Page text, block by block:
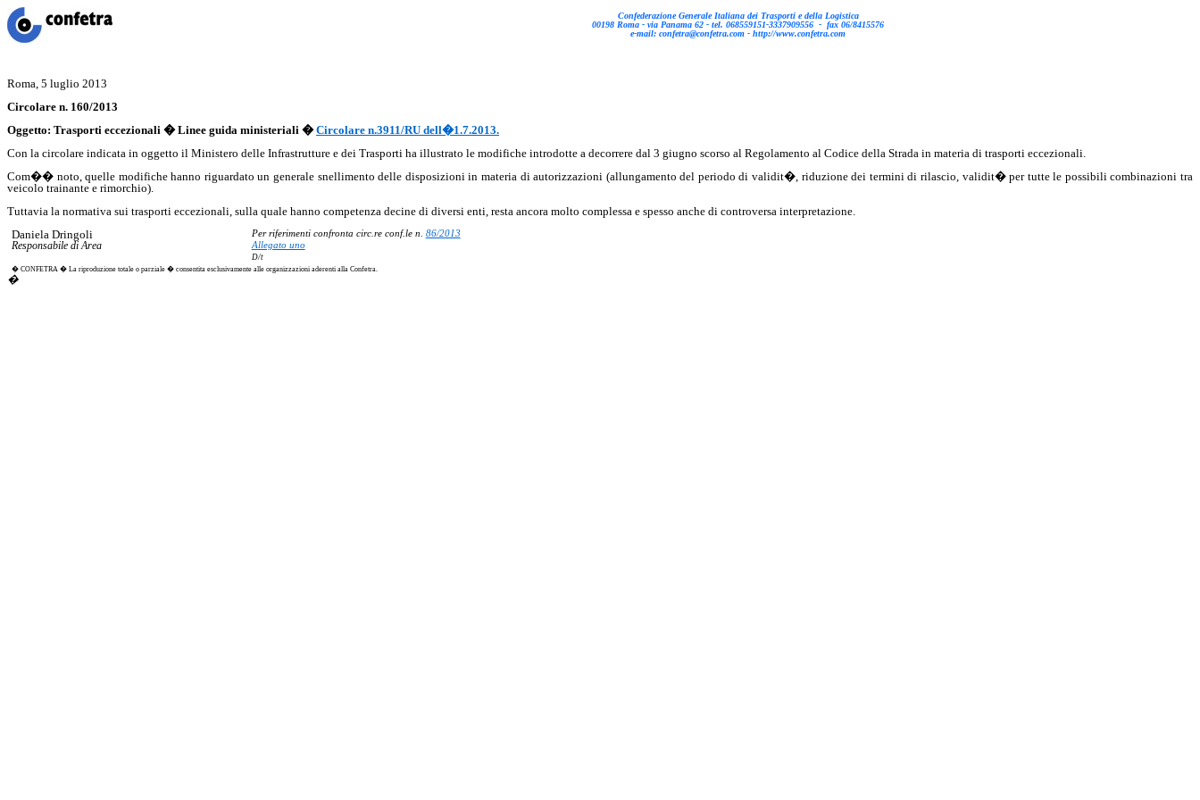
Confederazione Generale Italiana dei Trasporti e della Logistica
00198 Roma - via Panama 62 - tel. 068559151-3337909556 - fax 06/8415576
e-mail: confetra@confetra.com - http://www.confetra.com
Roma, 5 luglio 2013
Circolare n. 160/2013
Oggetto: Trasporti eccezionali � Linee guida ministeriali �Circolare n.3911/RU dell�1.7.2013.
Con la circolare indicata in oggetto il Ministero delle Infrastrutture e dei Trasporti ha illustrato le modifiche introdotte a decorrere dal 3 giugno scorso al Regolamento al Codice della Strada in materia di trasporti eccezionali.
Com�� noto, quelle modifiche hanno riguardato un generale snellimento delle disposizioni in materia di autorizzazioni (allungamento del periodo di validit�, riduzione dei termini di rilascio, validit� per tutte le possibili combinazioni tra
veicolo trainante e rimorchio).
Tuttavia la normativa sui trasporti eccezionali, sulla quale hanno competenza decine di diversi enti, resta ancora molto complessa e spesso anche di controversa interpretazione.
Daniela Dringoli
Per riferimenti confronta circ.re conf.len. 86/2013
Responsabile di Area Allegato uno
D/t
� CONFETRA � La riproduzione totale o parziale � consentita esclusivamente alle organizzazioni aderenti alla Confetra.
�